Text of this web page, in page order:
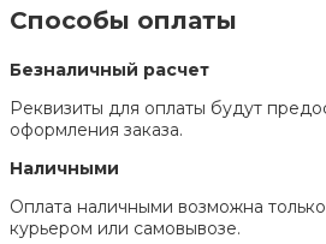
Способы оплаты
Безналичный расчет
Реквизиты для оплаты будут
оформления заказа.
Наличными
Оплата наличными возможна
курьером или самовывозе.